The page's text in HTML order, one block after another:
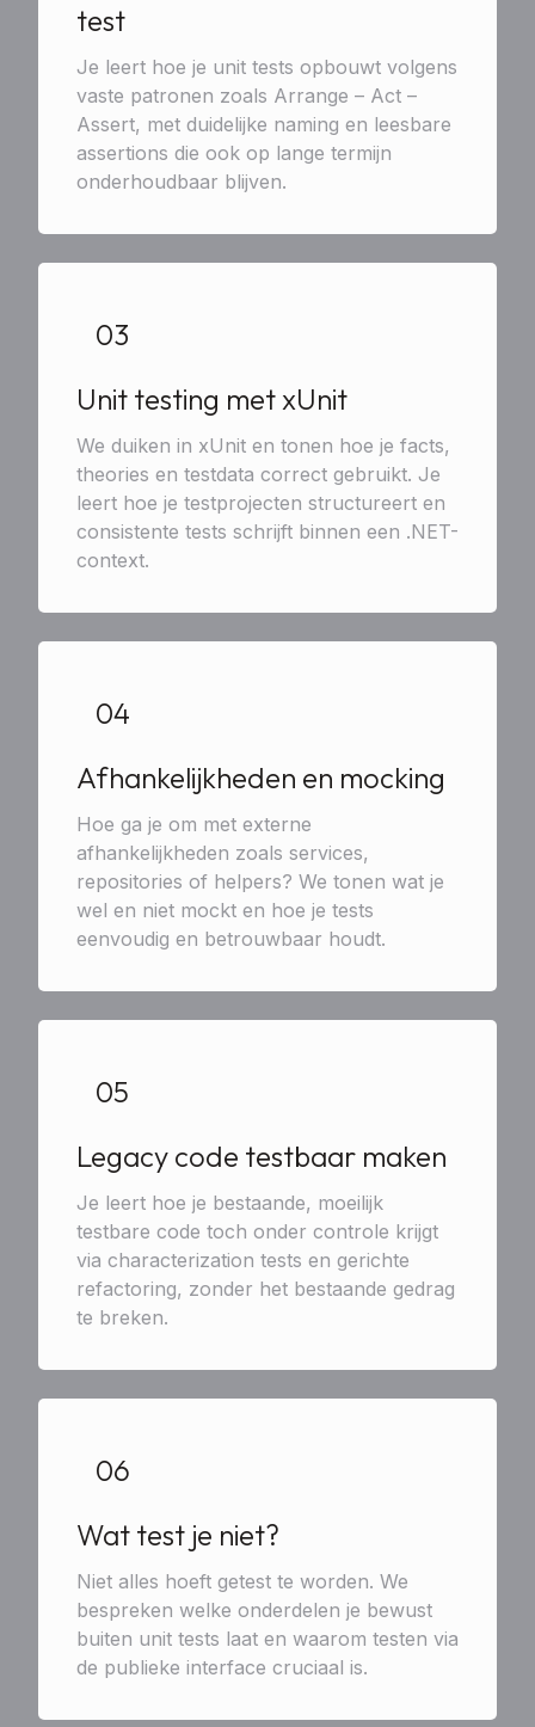
test
Je leert hoe je unit tests opbouwt volgens
vaste patronen zoals Arrange – Act –
Assert, met duidelijke naming en leesbare
assertions die ook op lange termijn
onderhoudbaar blijven.
03
Unit testing met xUnit
We duiken in xUnit en tonen hoe je facts,
theories en testdata correct gebruikt. Je
leert hoe je testprojecten structureert en
consistente tests schrijft binnen een .NET-
context.
04
Afhankelijkheden en mocking
Hoe ga je om met externe
afhankelijkheden zoals services,
repositories of helpers? We tonen wat je
wel en niet mockt en hoe je tests
eenvoudig en betrouwbaar houdt.
05
Legacy code testbaar maken
Je leert hoe je bestaande, moeilijk
testbare code toch onder controle krijgt
via characterization tests en gerichte
refactoring, zonder het bestaande gedrag
te breken.
06
Wat test je niet?
Niet alles hoeft getest te worden. We
bespreken welke onderdelen je bewust
buiten unit tests laat en waarom testen via
de publieke interface cruciaal is.